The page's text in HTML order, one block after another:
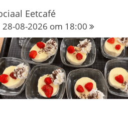
Eetcafé
28-08-2026 om 18:00